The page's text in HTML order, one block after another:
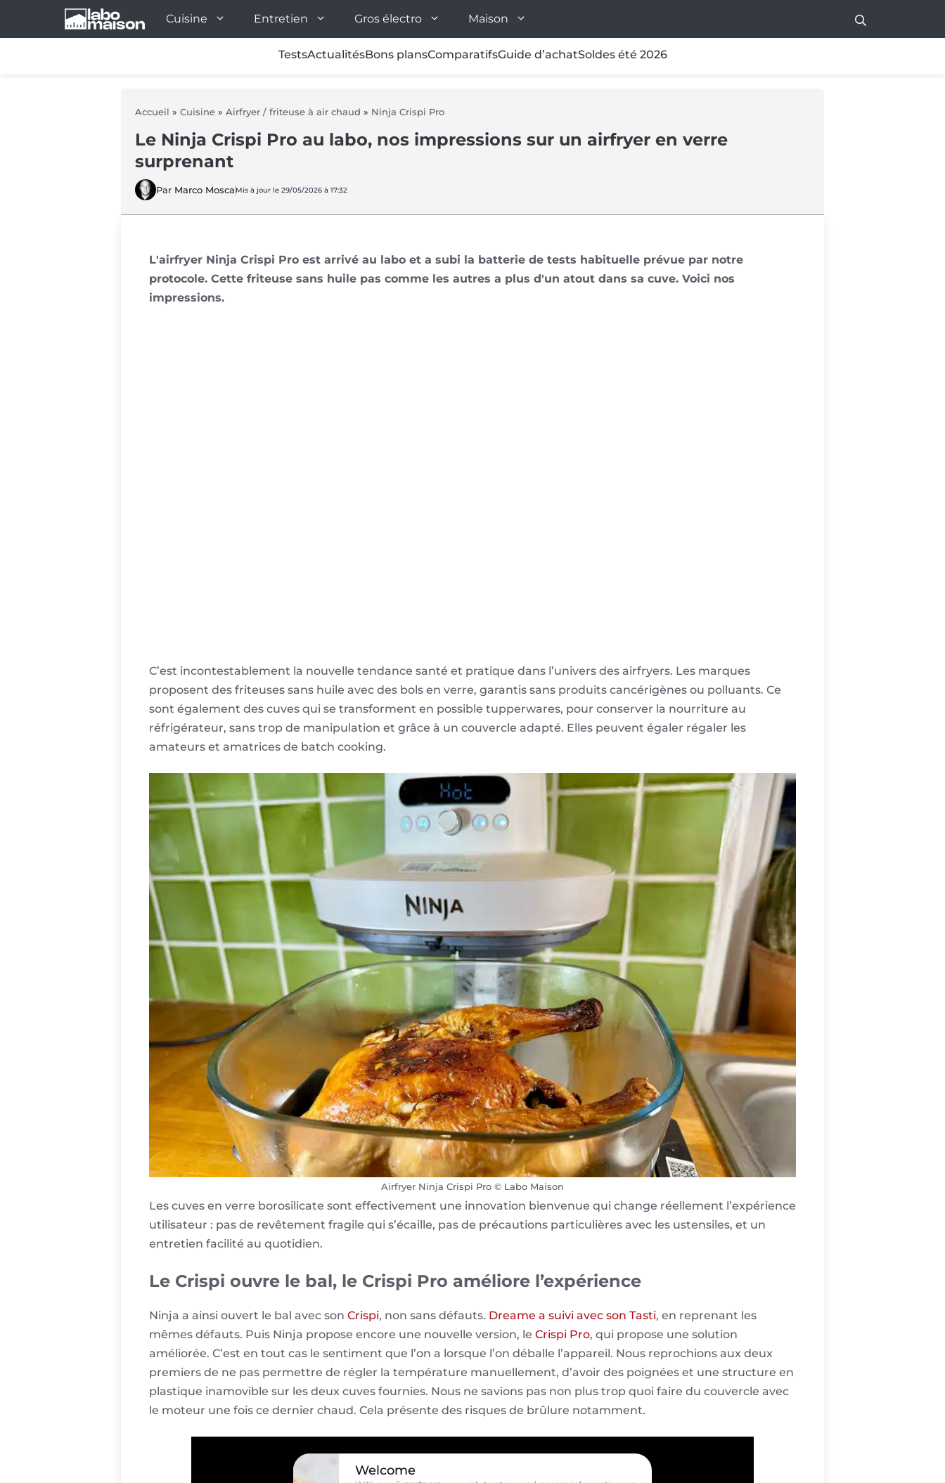
Cuisine Entretien Gros électro Maison
TestsActualitésBons plansComparatifsGuide d’achatSoldes été 2026
Accueil » Cuisine » Airfryer / friteuse à air chaud » Ninja Crispi Pro
Le Ninja Crispi Pro au labo, nos impressions sur un airfryer en verre
surprenant
Par Marco Mosca Mis à jour le 29/05/2026 à 17:32
L'airfryer Ninja Crispi Pro est arrivé au labo et a subi la batterie de tests habituelle prévue par notre
protocole. Cette friteuse sans huile pas comme les autres a plus d'un atout dans sa cuve. Voici nos
impressions.
C’est incontestablement la nouvelle tendance santé et pratique dans l’univers des airfryers. Les marques
proposent des friteuses sans huile avec des bols en verre, garantis sans produits cancérigènes ou polluants. Ce
sont également des cuves qui se transforment en possible tupperwares, pour conserver la nourriture au
réfrigérateur, sans trop de manipulation et grâce à un couvercle adapté. Elles peuvent égaler régaler les
amateurs et amatrices de batch cooking.
Airfryer Ninja Crispi Pro © Labo Maison
Les cuves en verre borosilicate sont effectivement une innovation bienvenue qui change réellement l’expérience
utilisateur : pas de revêtement fragile qui s’écaille, pas de précautions particulières avec les ustensiles, et un
entretien facilité au quotidien.
Le Crispi ouvre le bal, le Crispi Pro améliore l’expérience
Ninja a ainsi ouvert le bal avec son Crispi, non sans défauts. Dreame a suivi avec son Tasti, en reprenant les
mêmes défauts. Puis Ninja propose encore une nouvelle version, le Crispi Pro, qui propose une solution
améliorée. C’est en tout cas le sentiment que l’on a lorsque l’on déballe l’appareil. Nous reprochions aux deux
premiers de ne pas permettre de régler la température manuellement, d’avoir des poignées et une structure en
plastique inamovible sur les deux cuves fournies. Nous ne savions pas non plus trop quoi faire du couvercle avec
le moteur une fois ce dernier chaud. Cela présente des risques de brûlure notamment.
Welcome